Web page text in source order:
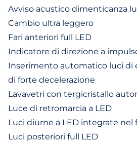
Avviso acustico dimenticanza
Cambio ultra leggero
Fari anteriori full LED
Indicatore di direzione a
Inserimento automatico luci di
di forte decelerazione
Lavavetri con tergicristallo
Luce di retromarcia a LED
Luci diurne a LED integrate nel
Luci posteriori full LED